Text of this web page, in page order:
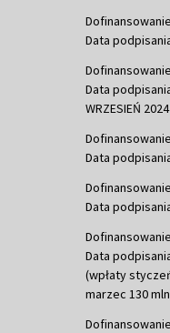
Data
Data
WRZESIEŃ
Data
Data
Data
(wpłaty
marzec 130